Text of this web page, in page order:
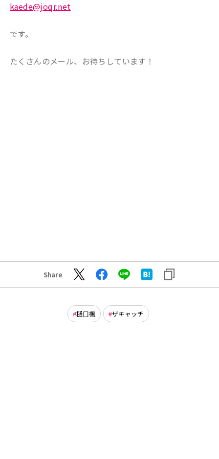
kaede@joqr.net
です。
たくさんのメール、お待ちしています！
Share
樋口楓 ザキャッチ